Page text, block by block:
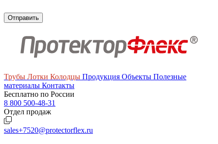
Трубы Лотки Колодцы Продукция Объекты Полезные
материалы Контакты
Бесплатно по России
8 800 500-48-31
Отдел продаж
sales+7520@protectorflex.ru